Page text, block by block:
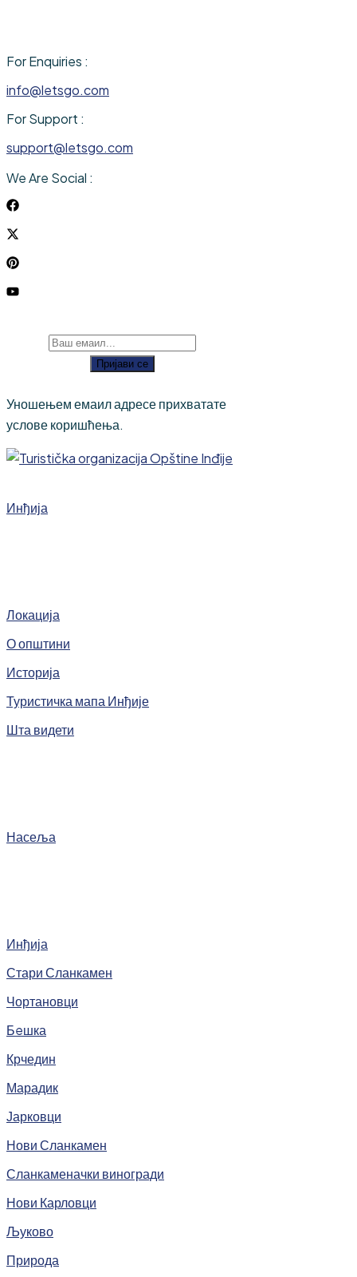
For Enquiries :
info@letsgo.com
For Support :
support@letsgo.com
We Are Social :
Пријави се
Уношењем емаил адресе прихватате
услове коришћења.
Инђија
Локација
О општини
Историја
Туристичка мапа Инђије
Шта видети
Насеља
Инђија
Стари Сланкамен
Чортановци
Бeшка
Крчедин
Марадик
Јарковци
Нови Сланкамен
Сланкаменачки виногради
Нови Карловци
Љуково
Природа